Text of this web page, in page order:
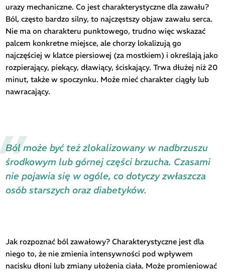
urazy mechaniczne. Co jest charakterystyczne dla zawału?
Ból, często bardzo silny, to najczęstszy objaw zawału serca.
Nie ma on charakteru punktowego, trudno więc wskazać
palcem konkretne miejsce, ale chorzy lokalizują go
najczęściej w klatce piersiowej (za mostkiem) i określają jako
rozpierający, piekący, dławiący, ściskający. Trwa dłużej niż 20
minut, także w spoczynku. Może mieć charakter ciągły lub
nawracający.
Ból może być też zlokalizowany w nadbrzuszu
środkowym lub górnej części brzucha. Czasami
nie pojawia się w ogóle, co dotyczy zwłaszcza
osób starszych oraz diabetyków.
Jak rozpoznać ból zawałowy? Charakterystyczne jest dla
niego to, że nie zmienia intensywności pod wpływem
nacisku dłoni lub zmiany ułożenia ciała. Może promieniować